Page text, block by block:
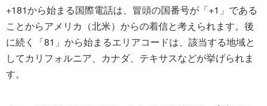
+181から始まる国際電話は、冒頭の国番号が「+1」である
ことからアメリカ（北米）からの着信と考えられます。後
に続く「81」から始まるエリアコードは、該当する地域と
してカリフォルニア、カナダ、テキサスなどが挙げられま
す。